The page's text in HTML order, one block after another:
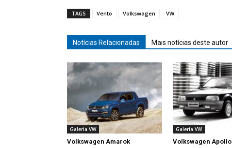
TAGS Vento Volkswagen VW
Notícias Relacionadas Mais notícias deste autor
Galeria VW
Volkswagen Amarok
Galeria VW
Volkswagen Apollo